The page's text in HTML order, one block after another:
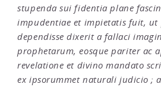
stupenda sui fidentia plane
impudentiae et impietatis fuit, ut
dependisse dixerit a fallaci
prophetarum, eosque pariter ac
revelatione et divino mandato
ex ipsorummet naturali judicio ;